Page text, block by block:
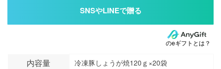
のeギフトとは？
内容量 冷凍豚しょうが焼120ｇ×20袋